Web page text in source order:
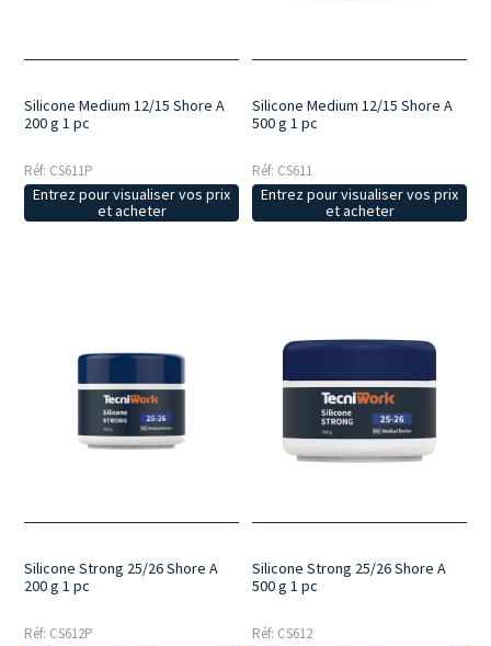
Silicone Medium 12/15 Shore A
200 g 1 pc
Réf: CS611P
Entrez pour visualiser vos prix
et acheter
Silicone Medium 12/15 Shore A
500 g 1 pc
Réf: CS611
Entrez pour visualiser vos prix
et acheter
Silicone Strong 25/26 Shore A
200 g 1 pc
Réf: CS612P
Silicone Strong 25/26 Shore A
500 g 1 pc
Réf: CS612